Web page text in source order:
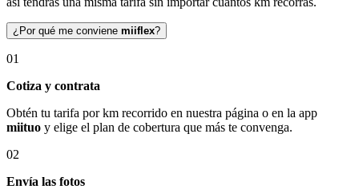
¿Por qué me conviene miiflex?
01
Cotiza y contrata
Obtén tu tarifa por km recorrido en nuestra página o en la app
miituo y elige el plan de cobertura que más te convenga.
02
Envía las fotos